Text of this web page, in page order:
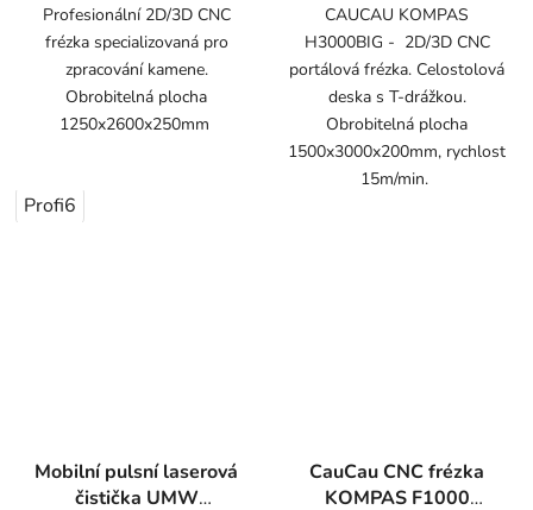
Profesionální 2D/3D CNC
frézka specializovaná pro
zpracování kamene.
Obrobitelná plocha
1250x2600x250mm
Profi6
CAUCAU KOMPAS
H3000BIG - 2D/3D CNC
portálová frézka. Celostolová
deska s T-drážkou.
Obrobitelná plocha
1500x3000x200mm, rychlost
15m/min.
Mobilní pulsní laserová
čistička UMW
CauCau CNC frézka
KOMPAS F1000